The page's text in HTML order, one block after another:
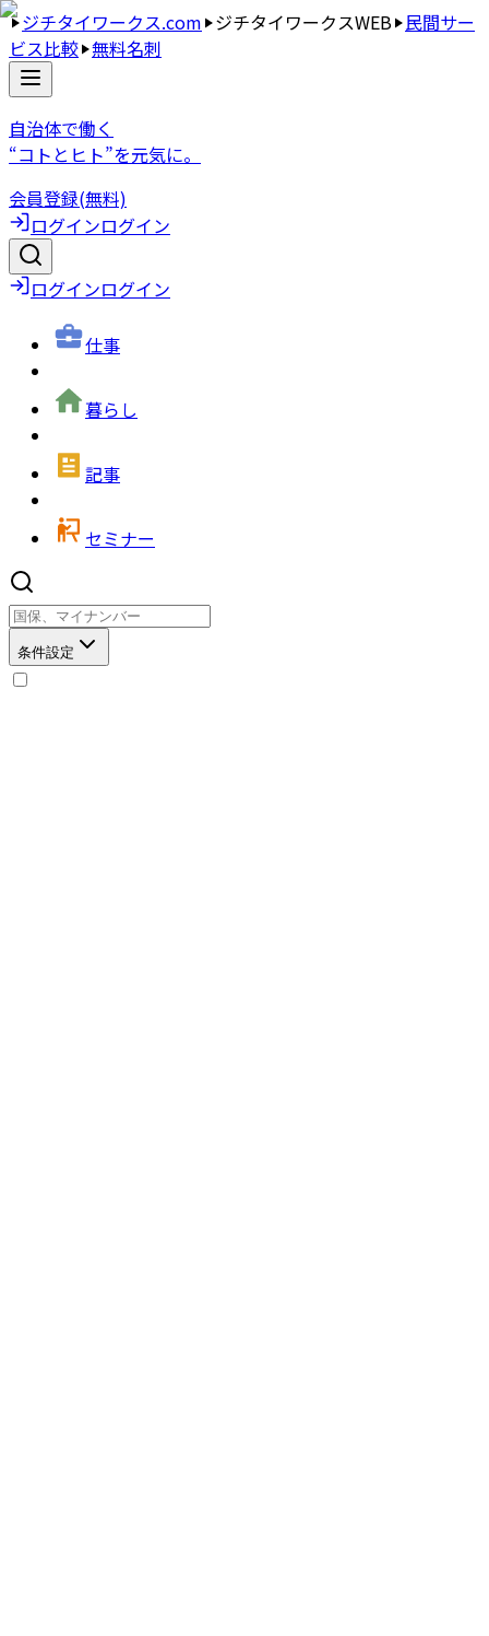
ジチタイワークス.com ジチタイワークスWEB 民間サー
ビス比較 無料名刺
自治体で働く
“コトとヒト”を元気に。
会員登録(無料)
ログインログイン
ログインログイン
仕事
暮らし
記事
セミナー
条件設定